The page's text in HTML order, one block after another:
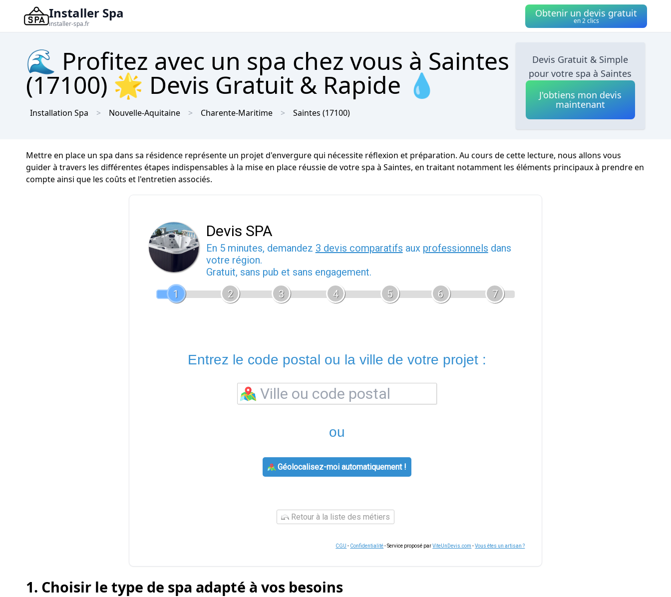
Installer Spa
installer-spa.fr
Obtenir un devis gratuit
en 2 clics
🌊 Profitez avec un spa chez vous à Saintes
(17100) 🌟 Devis Gratuit & Rapide 💧
Installation Spa Nouvelle-Aquitaine Charente-Maritime Saintes (17100)
Devis Gratuit & Simple
pour votre spa à Saintes
J'obtiens mon devis
maintenant
Mettre en place un spa dans sa résidence représente un projet d'envergure qui nécessite réflexion et préparation. Au cours de cette lecture, nous allons vous
guider à travers les différentes étapes indispensables à la mise en place réussie de votre spa à Saintes, en traitant notamment les éléments principaux à prendre en
compte ainsi que les coûts et l'entretien associés.
Devis SPA
En 5 minutes, demandez 3 devis comparatifs aux professionnels dans
votre région.
Gratuit, sans pub et sans engagement.
1
2 3 4 5 6 7
Entrez le code postal ou la ville de votre projet :
ou
Géolocalisez-moi automatiquement !
Retour à la liste des métiers
CGU - Confidentialité- Service proposé parViteUnDevis.com -Vous êtes un artisan ?
1. Choisir le type de spa adapté à vos besoins